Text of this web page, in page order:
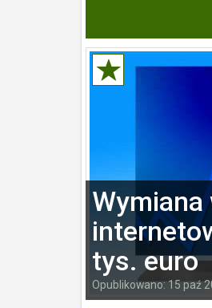
tys. euro
Opublikowano: 15 paź